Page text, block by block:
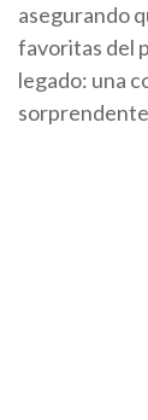
asegurando
favoritas del
legado: una